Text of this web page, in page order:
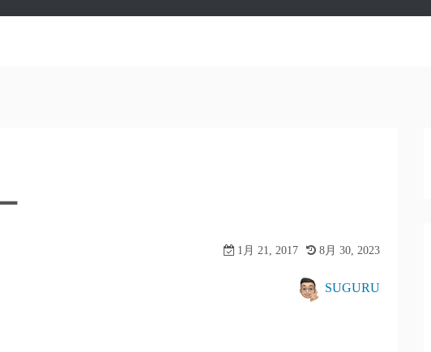
1月 21, 2017 8月 30, 2023
SUGURU